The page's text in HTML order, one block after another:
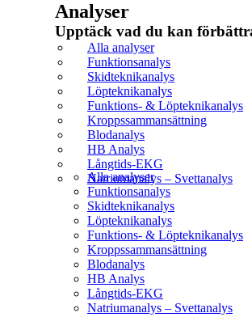
Analyser
Upptäck vad du kan
Alla analyser
Funktionsanalys
Skidteknikanalys
Löpteknikanalys
Funktions- & Löpteknikanalys
Kroppssammansättning
Blodanalys
HB Analys
Långtids-EKG
Natriumanalys – Svettanalys
Alla analyser
Funktionsanalys
Skidteknikanalys
Löpteknikanalys
Funktions- & Löpteknikanalys
Kroppssammansättning
Blodanalys
HB Analys
Långtids-EKG
Natriumanalys – Svettanalys